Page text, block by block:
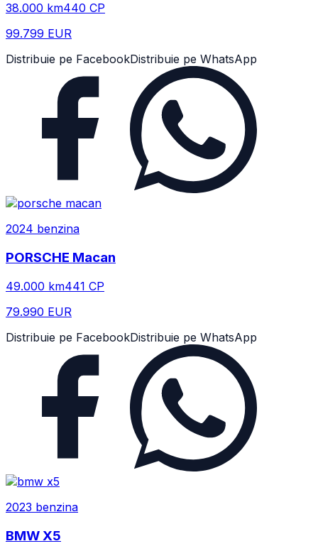
38.000 km440 CP
99.799 EUR
Distribuie pe FacebookDistribuie pe WhatsApp
2024 benzina
PORSCHE Macan
49.000 km441 CP
79.990 EUR
Distribuie pe FacebookDistribuie pe WhatsApp
2023 benzina
BMW X5